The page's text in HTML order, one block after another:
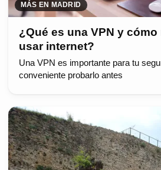
MÁS EN MADRID
¿Qué es una VPN y cómo
usar internet?
Una VPN es importante para tu
conveniente probarlo antes